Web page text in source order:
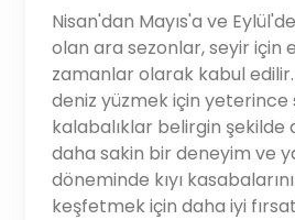
Nisan'dan Mayıs'a ve
olan ara sezonlar, seyir için
zamanlar olarak kabul edilir.
deniz yüzmek için yeterince
kalabalıklar belirgin şekilde
daha sakin bir deneyim ve
döneminde kıyı
keşfetmek için daha iyi